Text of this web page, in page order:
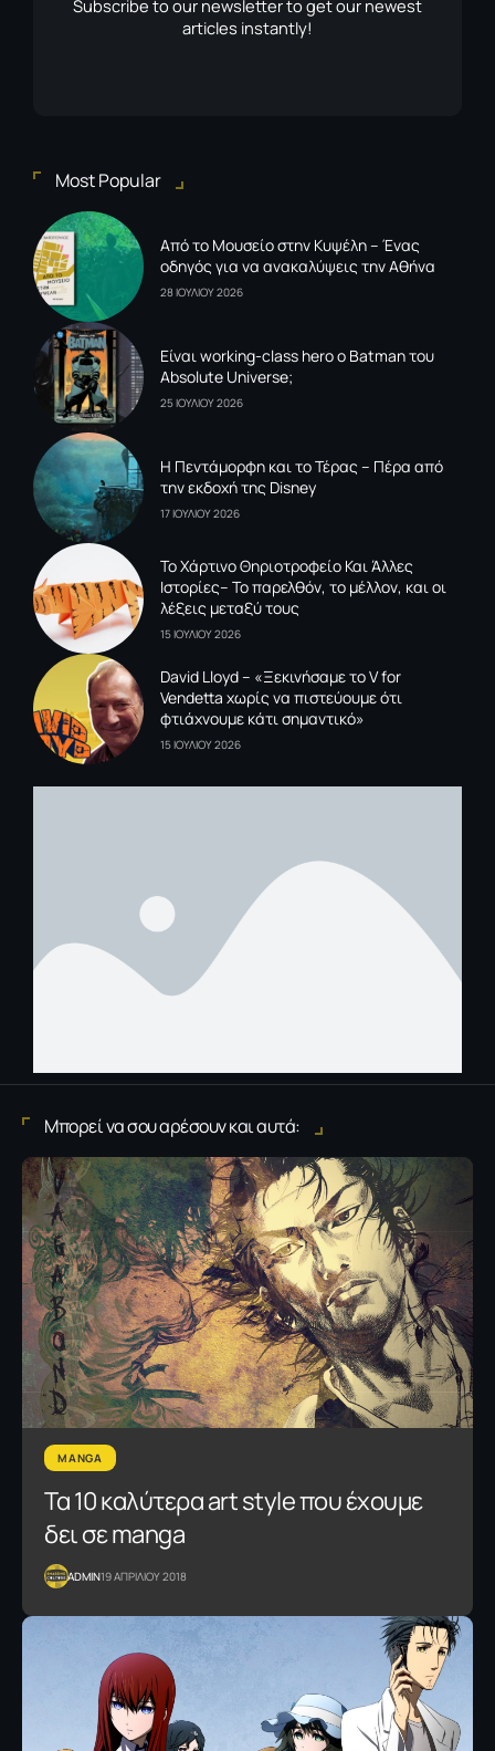
Subscribe to our newsletter to get our newest
articles instantly!
Most Popular
Από το Μουσείο στην Κυψέλη – Ένας
οδηγός για να ανακαλύψεις την Αθήνα
28 ΙΟΥΛΙΟΥ 2026
Είναι working-class hero ο Batman του
Absolute Universe;
25 ΙΟΥΛΙΟΥ 2026
Η Πεντάμορφη και το Τέρας – Πέρα από
την εκδοχή της Disney
17 ΙΟΥΛΙΟΥ 2026
To Xάρτινο Θηριοτροφείο Και Άλλες
Ιστορίες– Το παρελθόν, το μέλλον, και οι
λέξεις μεταξύ τους
15 ΙΟΥΛΙΟΥ 2026
David Lloyd – «Ξεκινήσαμε το V for
Vendetta χωρίς να πιστεύουμε ότι
φτιάχνουμε κάτι σημαντικό»
15 ΙΟΥΛΙΟΥ 2026
Μπορεί να σου αρέσουν και αυτά:
MANGA
Τα 10 καλύτερα art style που έχουμε
δει σε manga
ADMIN19 ΑΠΡΙΛΙΟΥ 2018